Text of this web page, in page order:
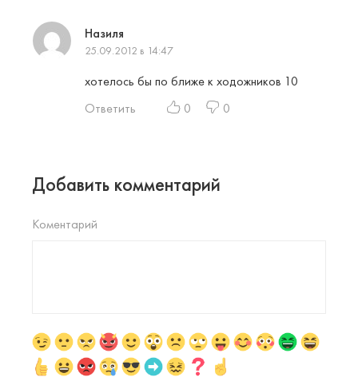
Назиля
25.09.2012 в 14:47
хотелось бы по ближе к ходожников 10
Ответить
0 0
Добавить комментарий
Коментарий